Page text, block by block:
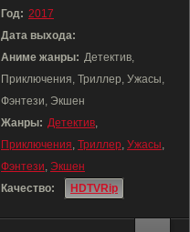
Год: 2017
Дата выхода:
Аниме жанры: Детектив,
Приключения, Триллер, Ужасы,
Фэнтези, Экшен
Жанры: Детектив,
Приключения, Триллер, Ужасы,
Фэнтези, Экшен
Качество:
HDTVRip